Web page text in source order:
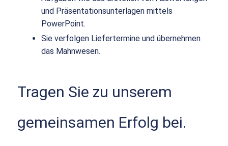
und Präsentationsunterlagen mittels
PowerPoint.
Sie verfolgen Liefertermine und übernehmen
das Mahnwesen.
Tragen Sie zu unserem
gemeinsamen Erfolg bei.